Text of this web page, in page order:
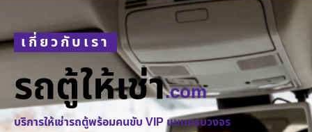
เกี่ยวกับเรา
รถตู้ให้เช่า.com
บริการให้เช่ารถตู้พร้อมคนขับ VIP แบบครบวงจร